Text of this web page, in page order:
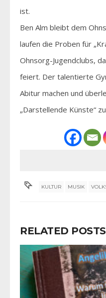
ist.
Ben Alm bleibt dem
laufen die Proben für
Ohnsorg-Jugendclubs,
feiert. Der talentierte
Abitur machen und
„Darstellende Künste“
KULTUR MUSIK
RELATED POSTS